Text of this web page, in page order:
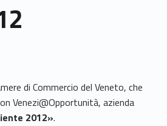
di Commercio del Veneto, che
Venezi@Opportunità, azienda
2012».